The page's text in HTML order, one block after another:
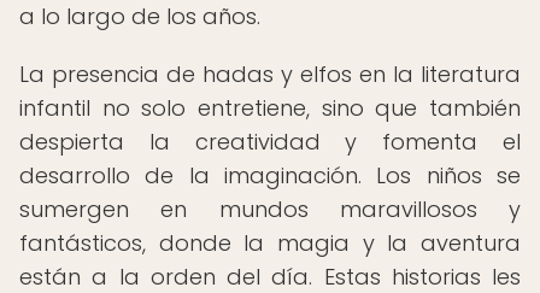
a lo largo de los años.
La presencia de hadas y elfos en la literatura
infantil no solo entretiene, sino que también
despierta la creatividad y fomenta el
desarrollo de la imaginación. Los niños se
sumergen en mundos maravillosos y
fantásticos, donde la magia y la aventura
están a la orden del día. Estas historias les